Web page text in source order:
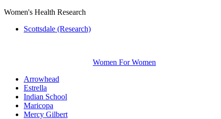
Women's Health Research
Scottsdale (Research)
Women For Women
Arrowhead
Estrella
Indian School
Maricopa
Mercy Gilbert